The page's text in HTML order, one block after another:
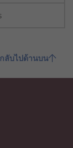
กลับไปด้านบน